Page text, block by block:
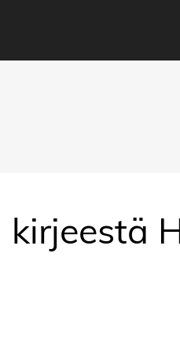
kirjeestä